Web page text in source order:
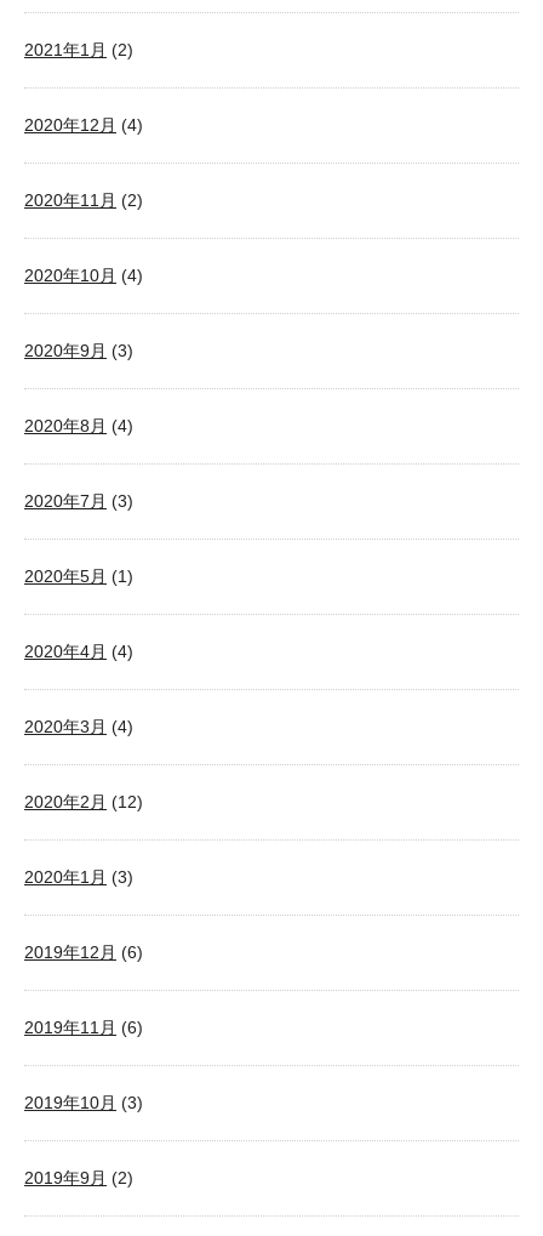
2021年1月 (2)
2020年12月 (4)
2020年11月 (2)
2020年10月 (4)
2020年9月 (3)
2020年8月 (4)
2020年7月 (3)
2020年5月 (1)
2020年4月 (4)
2020年3月 (4)
2020年2月 (12)
2020年1月 (3)
2019年12月 (6)
2019年11月 (6)
2019年10月 (3)
2019年9月 (2)